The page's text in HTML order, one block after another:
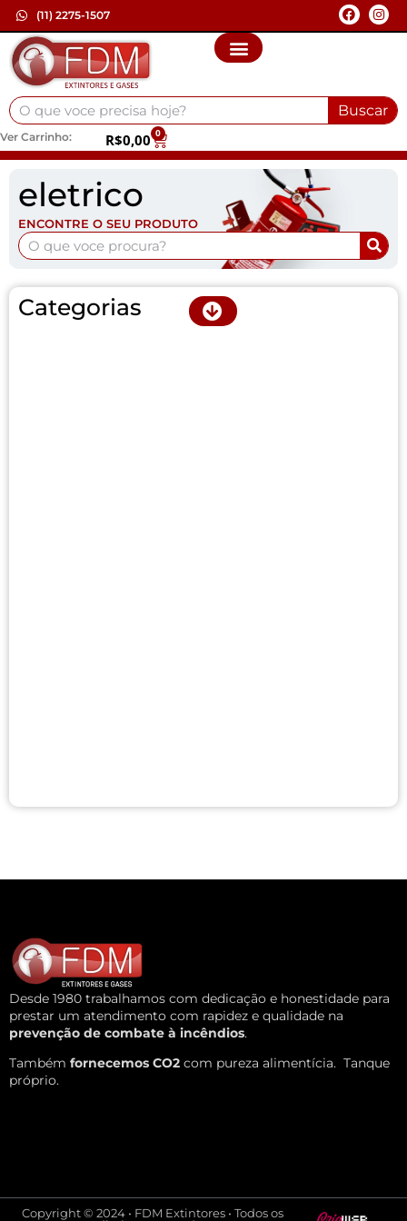
(11) 2275-1507
Buscar
Ver Carrinho: R$0,00 0
eletrico
ENCONTRE O SEU PRODUTO
Categorias
Desde 1980 trabalhamos com dedicação e honestidade para
prestar um atendimento com rapidez e qualidade na
prevenção de combate à incêndios.
Também fornecemos CO2 com pureza alimentícia. Tanque
próprio.
Copyright © 2024 • FDM Extintores • Todos os